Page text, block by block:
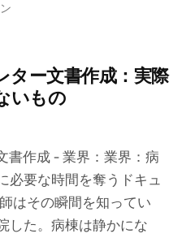
ター文書作成：実際
いもの
書作成 - 業界：業界：病
必要な時間を奪うドキュ
はその瞬間を知ってい
した。病棟は静かにな